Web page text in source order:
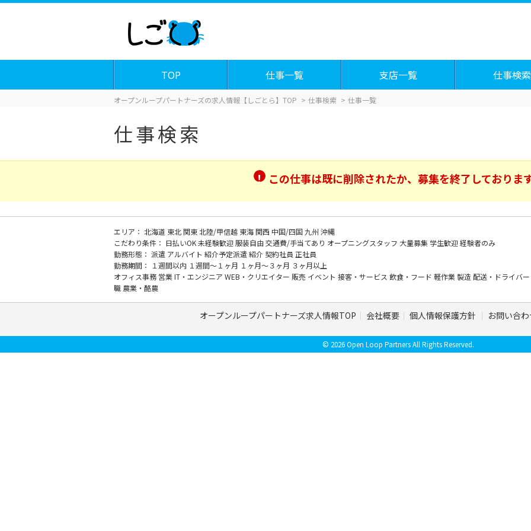
TOP 仕事一覧 支店一覧 仕事検索
オープンループパートナーズの求人情報【しごとら】TOP 仕事検索 仕事一覧
仕事検索
この仕事は既に削除されたか、募集を終了しております
エリア： 北海道 東北関東北陸/甲信越 東海関西 中国/四国九州 沖縄
こだわり条件： 日払いOK未経験歓迎服装自由交通費/手当てあり オープニングスタッフ 大量募集 学生歓迎経験者のみ
勤務形態： 派遣 アルバイト 紹介予定派遣紹介 契約社員 正社員
勤務期間：
１週間以内 １週間～１ヶ月 １ヶ月～３ヶ月 ３ヶ月以上
オフィス事務 営業IT・エンジニア WEB・クリエイター 販売 イベント 接客・サービス 飲食・フード 軽作業製造配送・ドライバー
職 農業・酪農
オープンループパートナーズ求人情報TOP 会社概要 個人情報保護方針 お問い合わ
© 2026 Open Loop Partners All Rights Reserved.